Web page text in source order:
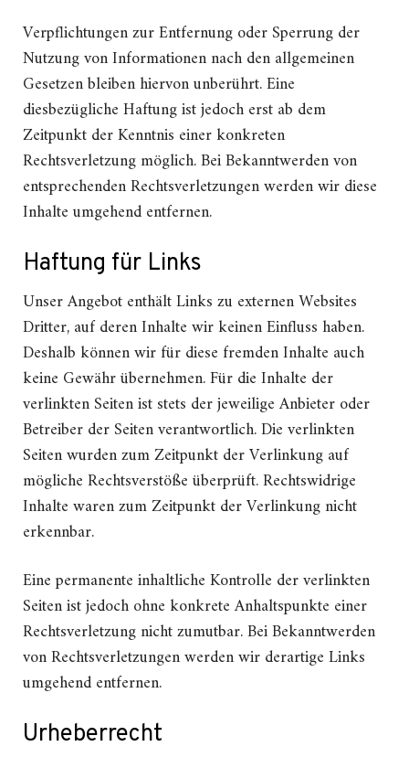
Verpflichtungen zur Entfernung oder Sperrung der
Nutzung von Informationen nach den allgemeinen
Gesetzen bleiben hiervon unberührt. Eine
diesbezügliche Haftung ist jedoch erst ab dem
Zeitpunkt der Kenntnis einer konkreten
Rechtsverletzung möglich. Bei Bekanntwerden von
entsprechenden Rechtsverletzungen werden wir diese
Inhalte umgehend entfernen.
Haftung für Links
Unser Angebot enthält Links zu externen Websites
Dritter, auf deren Inhalte wir keinen Einfluss haben.
Deshalb können wir für diese fremden Inhalte auch
keine Gewähr übernehmen. Für die Inhalte der
verlinkten Seiten ist stets der jeweilige Anbieter oder
Betreiber der Seiten verantwortlich. Die verlinkten
Seiten wurden zum Zeitpunkt der Verlinkung auf
mögliche Rechtsverstöße überprüft. Rechtswidrige
Inhalte waren zum Zeitpunkt der Verlinkung nicht
erkennbar.
Eine permanente inhaltliche Kontrolle der verlinkten
Seiten ist jedoch ohne konkrete Anhaltspunkte einer
Rechtsverletzung nicht zumutbar. Bei Bekanntwerden
von Rechtsverletzungen werden wir derartige Links
umgehend entfernen.
Urheberrecht